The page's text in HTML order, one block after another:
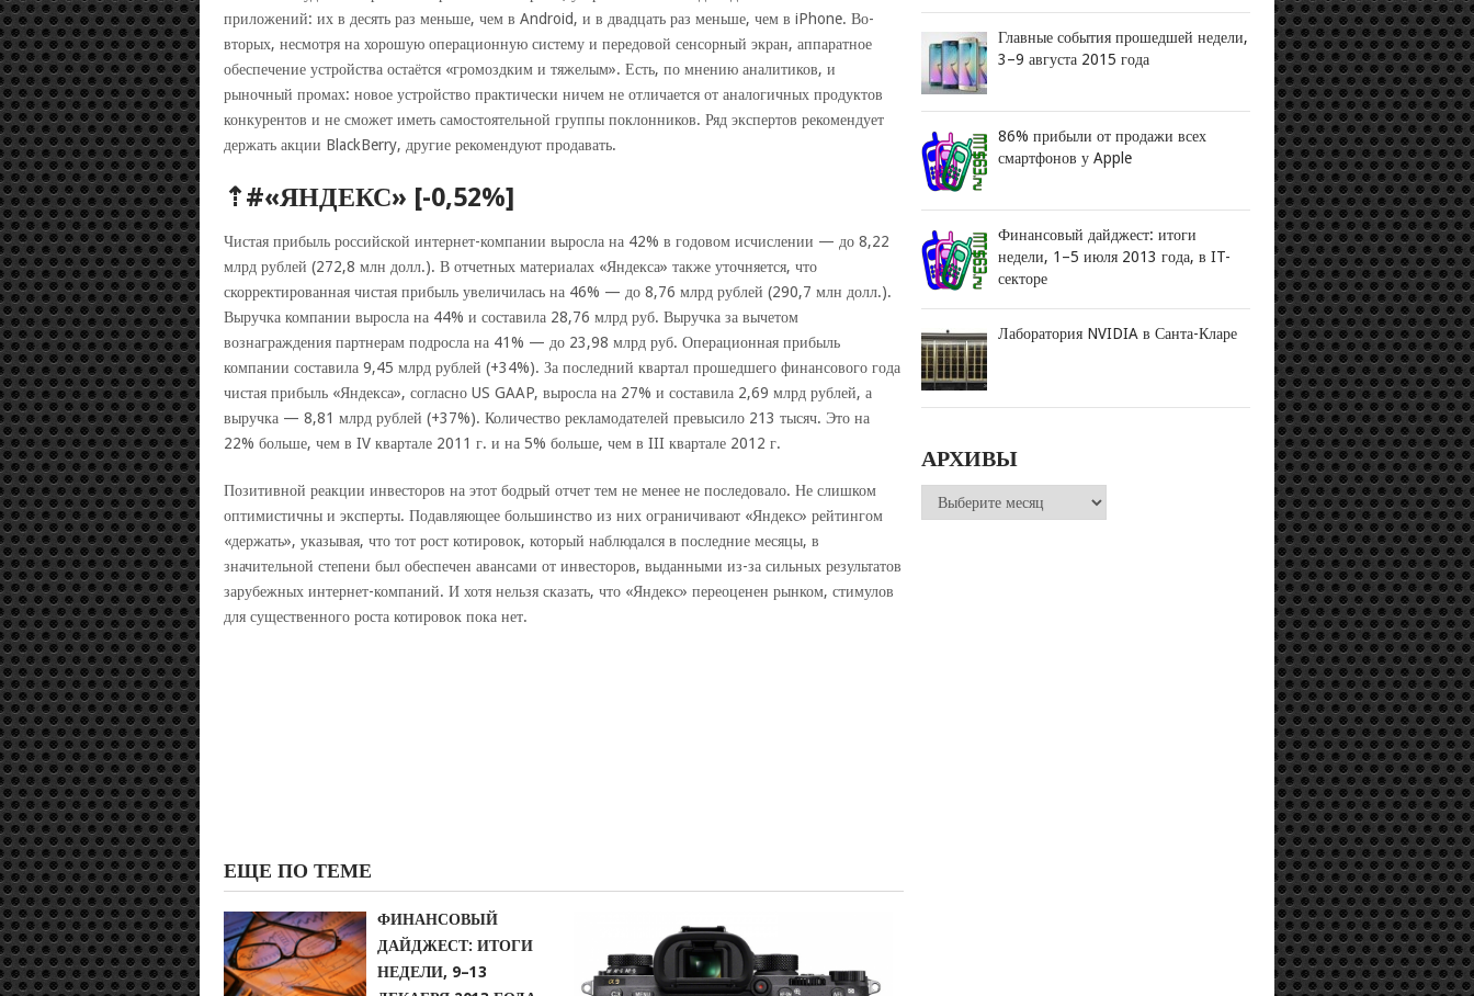
приложений: их в десять раз меньше, чем в Android, и в двадцать раз меньше, чем в iPhone. Во-
вторых, несмотря на хорошую операционную систему и передовой сенсорный экран, аппаратное
обеспечение устройства остаётся «громоздким и тяжелым». Есть, по мнению аналитиков, и
рыночный промах: новое устройство практически ничем не отличается от аналогичных продуктов
конкурентов и не сможет иметь самостоятельной группы поклонников. Ряд экспертов рекомендует
держать акции BlackBerry, другие рекомендуют продавать.
⇡#«ЯНДЕКС» [-0,52%]
Чистая прибыль российской интернет-компании выросла на 42% в годовом исчислении — до 8,22
млрд рублей (272,8 млн долл.). В отчетных материалах «Яндекса» также уточняется, что
скорректированная чистая прибыль увеличилась на 46% — до 8,76 млрд рублей (290,7 млн долл.).
Выручка компании выросла на 44% и составила 28,76 млрд руб. Выручка за вычетом
вознаграждения партнерам подросла на 41% — до 23,98 млрд руб. Операционная прибыль
компании составила 9,45 млрд рублей (+34%). За последний квартал прошедшего финансового года
чистая прибыль «Яндекса», согласно US GAAP, выросла на 27% и составила 2,69 млрд рублей, а
выручка — 8,81 млрд рублей (+37%). Количество рекламодателей превысило 213 тысяч. Это на
22% больше, чем в IV квартале 2011 г. и на 5% больше, чем в III квартале 2012 г.
Позитивной реакции инвесторов на этот бодрый отчет тем не менее не последовало. Не слишком
оптимистичны и эксперты. Подавляющее большинство из них ограничивают «Яндекс» рейтингом
«держать», указывая, что тот рост котировок, который наблюдался в последние месяцы, в
значительной степени был обеспечен авансами от инвесторов, выданными из-за сильных результатов
зарубежных интернет-компаний. И хотя нельзя сказать, что «Яндекс» переоценен рынком, стимулов
для существенного роста котировок пока нет.
ЕЩЕ ПО ТЕМЕ
ФИНАНСОВЫЙ
ДАЙДЖЕСТ: ИТОГИ
НЕДЕЛИ, 9–13
Главные события прошедшей недели,
3–9 августа 2015 года
86% прибыли от продажи всех
смартфонов у Apple
Финансовый дайджест: итоги
недели, 1–5 июля 2013 года, в IT-
секторе
Лаборатория NVIDIA в Санта-Кларе
АРХИВЫ
Архивы